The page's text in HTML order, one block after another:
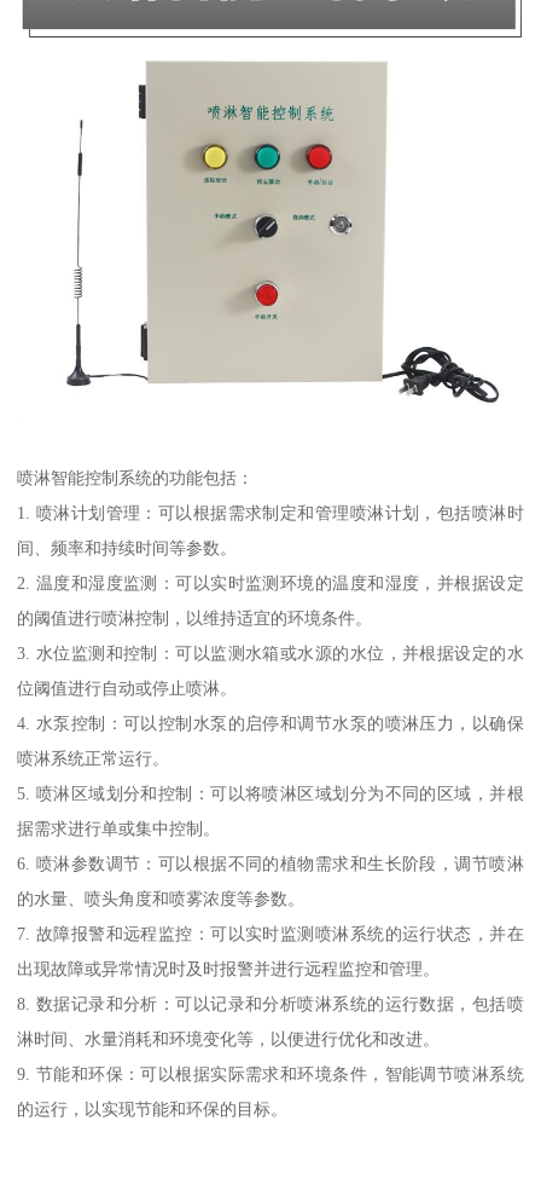
喷淋智能控制系统的功能包括：
1. 喷淋计划管理：可以根据需求制定和管理喷淋计划，包括喷淋时
间、频率和持续时间等参数。
2. 温度和湿度监测：可以实时监测环境的温度和湿度，并根据设定
的阈值进行喷淋控制，以维持适宜的环境条件。
3. 水位监测和控制：可以监测水箱或水源的水位，并根据设定的水
位阈值进行自动或停止喷淋。
4. 水泵控制：可以控制水泵的启停和调节水泵的喷淋压力，以确保
喷淋系统正常运行。
5. 喷淋区域划分和控制：可以将喷淋区域划分为不同的区域，并根
据需求进行单或集中控制。
6. 喷淋参数调节：可以根据不同的植物需求和生长阶段，调节喷淋
的水量、喷头角度和喷雾浓度等参数。
7. 故障报警和远程监控：可以实时监测喷淋系统的运行状态，并在
出现故障或异常情况时及时报警并进行远程监控和管理。
8. 数据记录和分析：可以记录和分析喷淋系统的运行数据，包括喷
淋时间、水量消耗和环境变化等，以便进行优化和改进。
9. 节能和环保：可以根据实际需求和环境条件，智能调节喷淋系统
的运行，以实现节能和环保的目标。